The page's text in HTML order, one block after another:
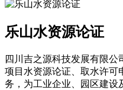
乐山水资源论证
四川吉之源科技发展有限
项目水资源论证、取水许可
务，为工业企业、园区建设